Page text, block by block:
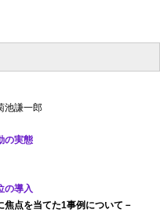
池謙一郎
の実態
の導入
焦点を当てた1事例について－